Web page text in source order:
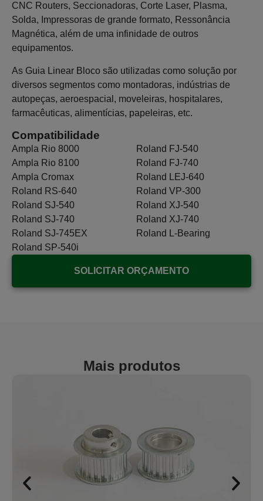
CNC Routers, Seccionadoras, Corte Laser, Plasma,
Solda, Impressoras de grande formato, Ressonância
Magnética, além de uma infinidade de outros
equipamentos.
As Guia Linear Bloco são utilizadas como solução por
diversos segmentos como montadoras, indústrias de
autopeças, aeroespacial, moveleiras, hospitalares,
farmacêuticas, alimentícias, papeleiras, etc.
Compatibilidade
Ampla Rio 8000
Ampla Rio 8100
Ampla Cromax
Roland RS-640
Roland SJ-540
Roland SJ-740
Roland SJ-745EX
Roland SP-540i
Roland FJ-540
Roland FJ-740
Roland LEJ-640
Roland VP-300
Roland XJ-540
Roland XJ-740
Roland L-Bearing
SOLICITAR ORÇAMENTO
Mais produtos